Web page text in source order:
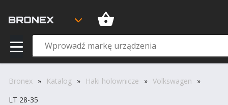
Bronex » Katalog » Haki holownicze » Volkswagen
»
LT 28-35